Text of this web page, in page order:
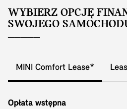
WYBIERZ OPCJĘ
SWOJEGO
MINI Comfort Lease*
Opłata wstępna